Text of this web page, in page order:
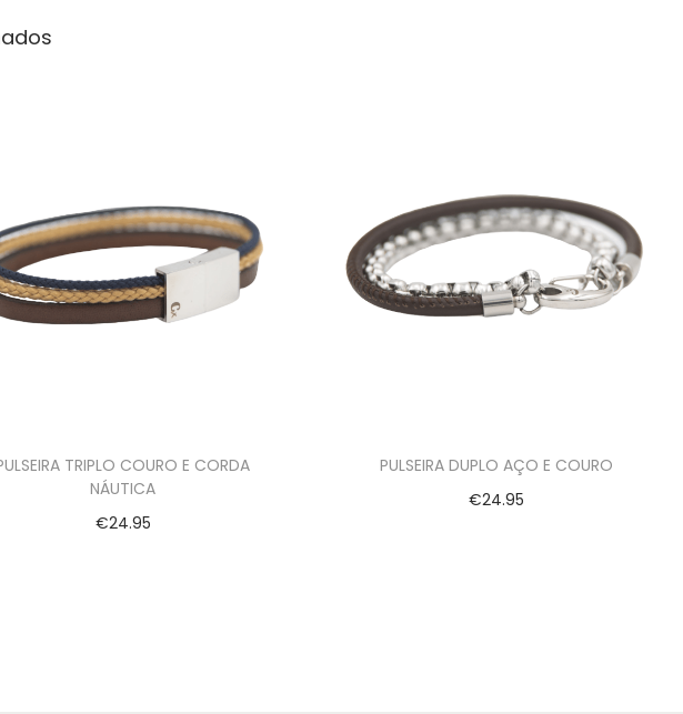
TRIPLO COURO E CORDA
NÁUTICA
€24.95
PULSEIRA DUPLO AÇO E COURO
€24.95